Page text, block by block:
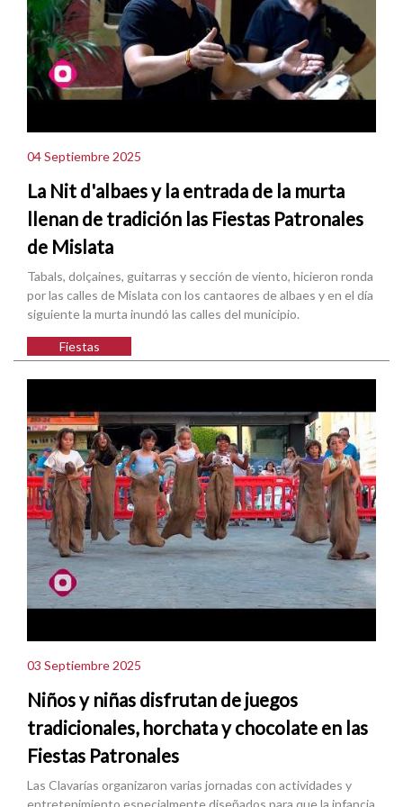
04 Septiembre 2025
La Nit d'albaes y la entrada de la murta
llenan de tradición las Fiestas Patronales
de Mislata
Tabals, dolçaines, guitarras y sección de viento, hicieron ronda
por las calles de Mislata con los cantaores de albaes y en el día
siguiente la murta inundó las calles del municipio.
Fiestas
03 Septiembre 2025
Niños y niñas disfrutan de juegos
tradicionales, horchata y chocolate en las
Fiestas Patronales
Las Clavarías organizaron varias jornadas con actividades y